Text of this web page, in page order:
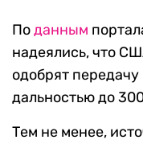
Поданным
надеялись, что
одобрят передачу
дальностью до
Тем не менее,